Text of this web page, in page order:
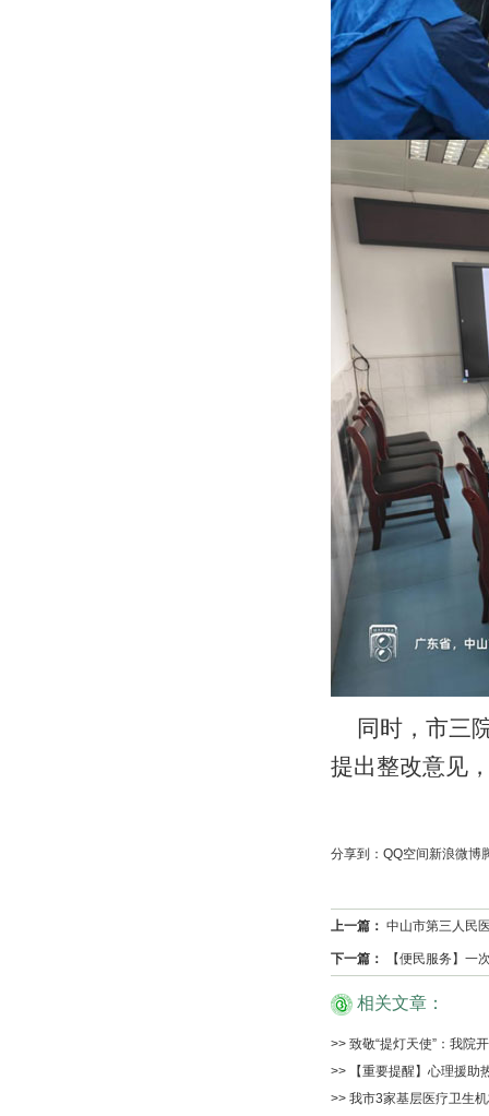
同时，市三
提出整改意见
分享到： QQ空间新浪微博
上一篇： 中山市第三人民
下一篇： 【便民服务】一
相关文章：
>> 致敬“提灯天使”：我院
>> 【重要提醒】心理援助
>> 我市3家基层医疗卫生